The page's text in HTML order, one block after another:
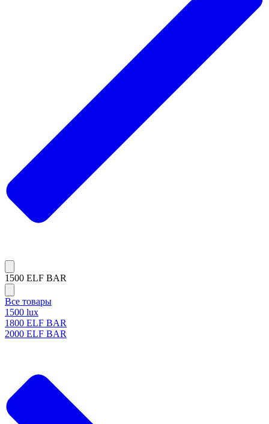
1500 ELF BAR
Все товары
1500 lux
1800 ELF BAR
2000 ELF BAR